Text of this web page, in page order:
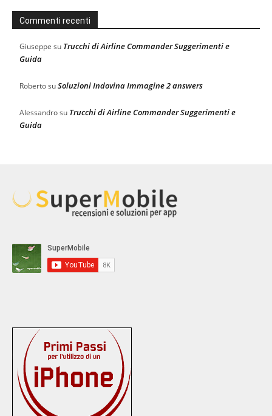
Commenti recenti
Giuseppe su Trucchi di Airline Commander Suggerimenti e
Guida
RobertosuSoluzioni Indovina Immagine 2 answers
Alessandrosu Trucchi di Airline Commander Suggerimenti e
Guida